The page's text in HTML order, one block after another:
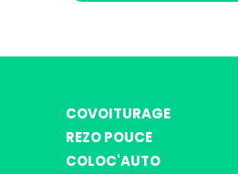
COVOITURAGE
REZO POUCE
COLOC'AUTO